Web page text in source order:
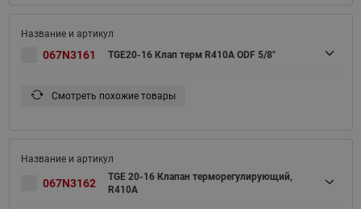
067N3161 TGE20-16 Клап терм R410A ODF 5/8"
Смотреть похожие товары
067N3162
TGE 20-16 Клапан терморегулирующий,
R410A